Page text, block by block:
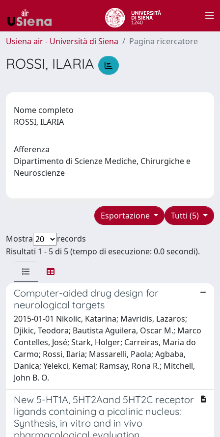
Usiena air - Università di Siena Pagina ricercatore
ROSSI, ILARIA
Nome completo
ROSSI, ILARIA
Afferenza
Dipartimento di Scienze Mediche, Chirurgiche e
Neuroscienze
Tutti (5)
Esportazione
Mostra
records
Risultati 1 - 5 di 5 (tempo di esecuzione: 0.0 secondi).
Computer-aided drug design for
neurological targets
2015-01-01 Nikolic, Katarina; Mavridis, Lazaros;
Djikic, Teodora; Bautista Aguilera, Oscar M.; Marco
Contelles, José; Stark, Holger; Carreiras, Maria do
Carmo; Rossi, Ilaria; Massarelli, Paola; Agbaba,
Danica; Yelekci, Kemal; Ramsay, Rona R.; Mitchell,
John B. O.
New 5-HT1A, 5HT2Aand 5HT2C receptor
ligands containing a picolinic nucleus:
Synthesis, in vitro and in vivo